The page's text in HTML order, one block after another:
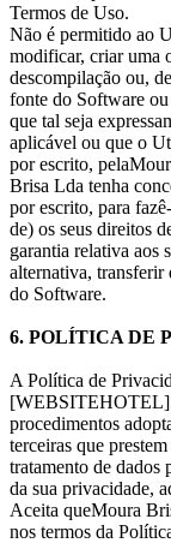
Termos de Uso.
Não é permitido ao
modificar, criar uma
descompilação ou,
fonte do Software
que tal seja
aplicável ou que o
por escrito,
Brisa Lda tenha
por escrito, para
de) os seus direitos
garantia relativa aos
alternativa, transferir
do Software.
6. POLÍTICA DE
A Política de
procedimentos
terceiras que
tratamento de dados
da sua privacidade,
Aceita queMoura
nos termos da